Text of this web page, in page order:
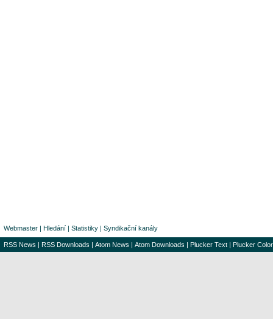
Webmaster | Hledání | Statistiky | Syndikační kanály
RSS News | RSS Downloads | Atom News | Atom Downloads | Plucker Text | Plucker Color